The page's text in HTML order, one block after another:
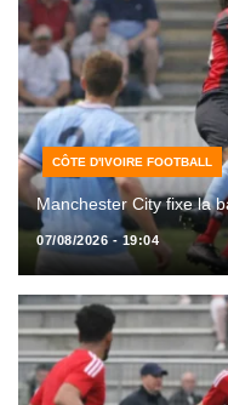
CÔTE D'IVOIRE FOOTBALL
Manchester City fixe la
07/08/2026 - 19:04